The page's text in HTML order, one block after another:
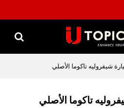
شيفروليه تاكوما الأصلي
تاكوما الأصلي